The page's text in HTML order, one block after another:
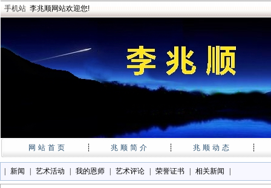
手机站 李兆顺网站欢迎您!
网站首页 ┊ 兆顺简介 ┊ 兆顺动态 ┊
新闻 艺术活动 我的恩师 艺术评论 荣誉证书 相关新闻